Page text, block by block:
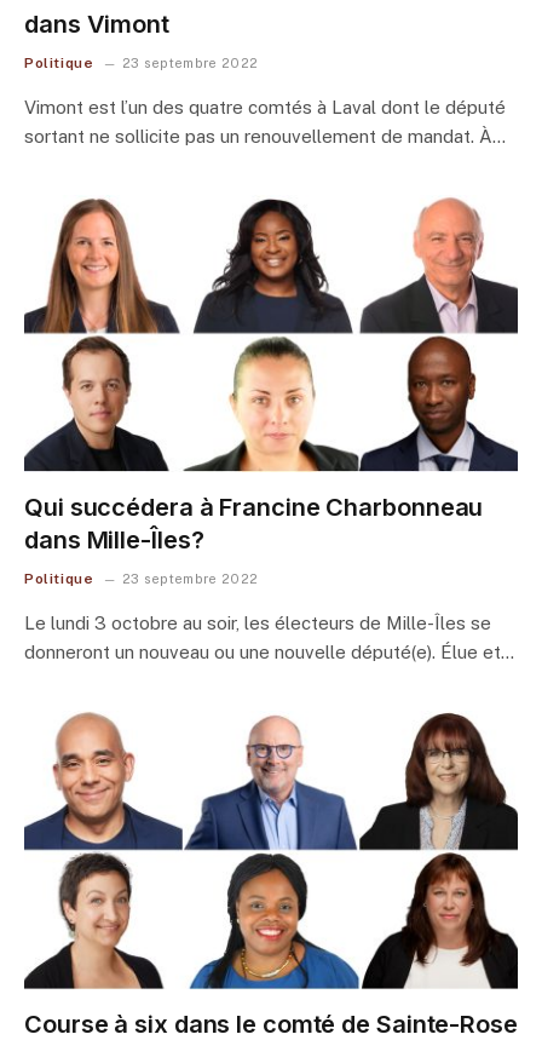
dans Vimont
Politique 23 septembre 2022
Vimont est l’un des quatre comtés à Laval dont le député
sortant ne sollicite pas un renouvellement de mandat. À…
Qui succédera à Francine Charbonneau
dans Mille-Îles?
Politique 23 septembre 2022
Le lundi 3 octobre au soir, les électeurs de Mille-Îles se
donneront un nouveau ou une nouvelle député(e). Élue et…
Course à six dans le comté de Sainte-Rose